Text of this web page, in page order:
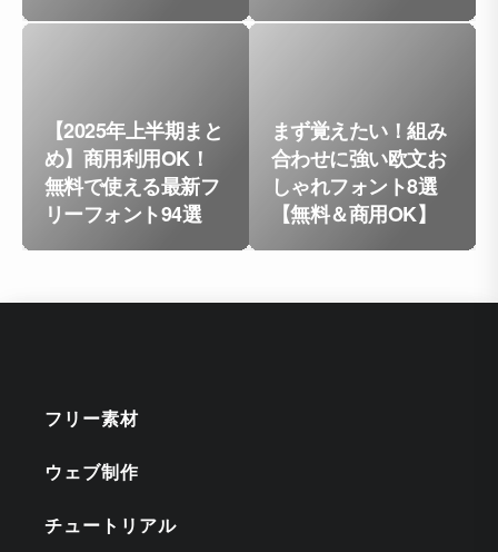
【2025年上半期まと
め】商用利用OK！
無料で使える最新フ
リーフォント94選
まず覚えたい！組み
合わせに強い欧文お
しゃれフォント8選
【無料＆商用OK】
フリー素材
ウェブ制作
チュートリアル